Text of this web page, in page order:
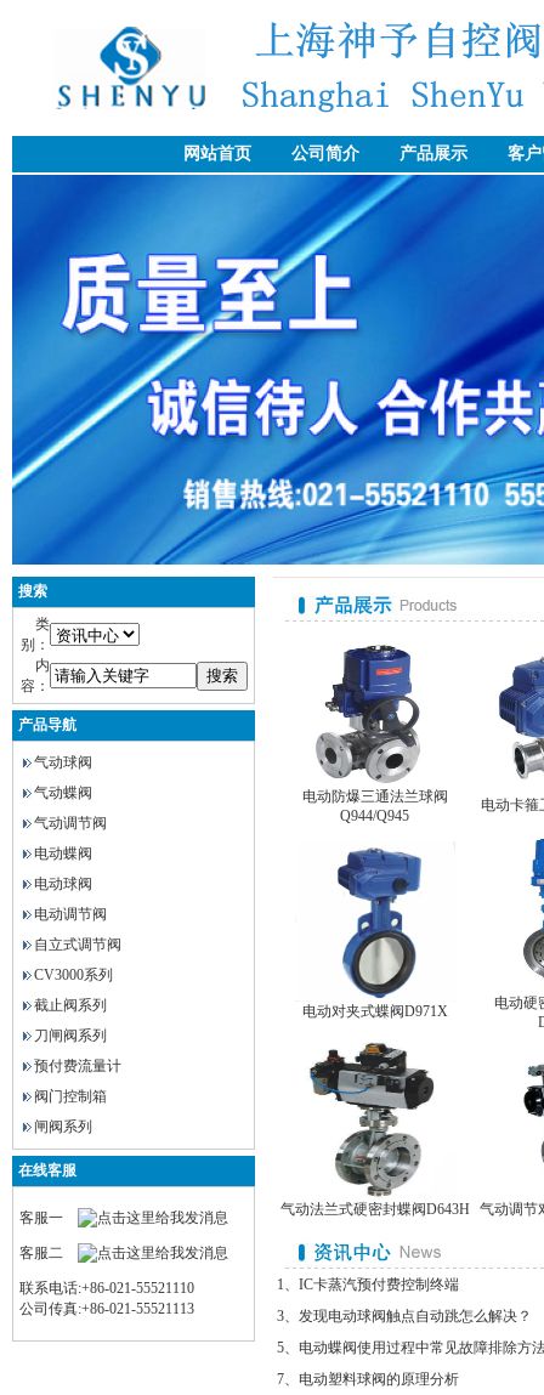
网站首页 公司简介 产品展示 客
搜索
类
别：
内
容：
产品导航
气动球阀
气动蝶阀
气动调节阀
电动蝶阀
电动球阀
电动调节阀
自立式调节阀
CV3000系列
截止阀系列
刀闸阀系列
预付费流量计
阀门控制箱
闸阀系列
在线客服
客服一
客服二
联系电话:+86-021-55521110
公司传真:+86-021-55521113
电动防爆三通法兰球阀
Q944/Q945
电动卡箍
电动对夹式蝶阀D971X
电动硬
气动法兰式硬密封蝶阀D643H 气动调节
1、IC卡蒸汽预付费控制终端
3、发现电动球阀触点自动跳怎么解决？
5、电动蝶阀使用过程中常见故障排除方
7、电动塑料球阀的原理分析